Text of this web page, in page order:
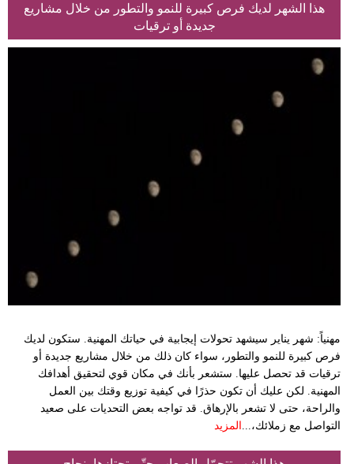
هذا الشهر لديك فرص كبيرة للنمو والتطور من خلال مشاريع
جديدة أو ترقيات
مهنياً: شهر يناير سيشهد تحولات إيجابية في حياتك المهنية. ستكون لديك
فرص كبيرة للنمو والتطور، سواء كان ذلك من خلال مشاريع جديدة أو
ترقيات قد تحصل عليها. ستشعر بأنك في مكان قوي لتحقيق أهدافك
المهنية. لكن عليك أن تكون حذرًا في كيفية توزيع وقتك بين العمل
والراحة، حتى لا تشعر بالإرهاق. قد تواجه بعض التحديات على صعيد
التواصل مع زملائك،...
المزيد